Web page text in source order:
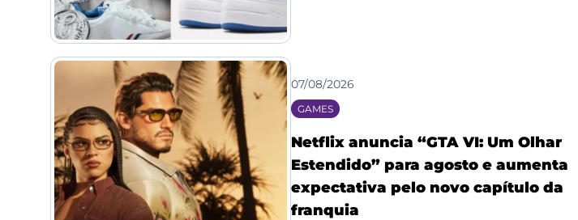
07/08/2026
GAMES
Netflix anuncia “GTA VI: Um Olhar
Estendido” para agosto e aumenta
expectativa pelo novo capítulo da
franquia